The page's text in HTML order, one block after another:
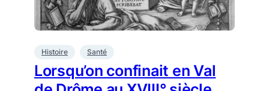
Histoire Santé
Lorsqu’on confinait en Val